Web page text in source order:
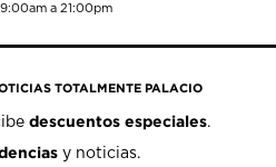
a 21:00pm
TOTALMENTE PALACIO
descuentos especiales.
y noticias.